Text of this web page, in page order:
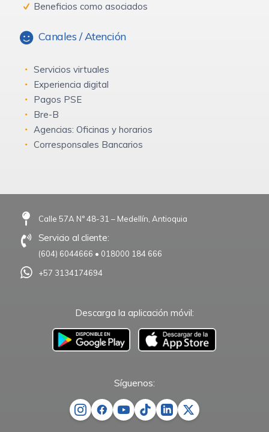
Beneficios como asociados
Canales / Atención
Servicios virtuales
Experiencia digital
Pagos PSE
Bre-B
Agencias: Oficinas y horarios
Corresponsales Bancarios
Calle 57A N° 48-31 – Medellín, Antioquia
Servicio al cliente:
(604) 6044666 • 018000 184 666
+57 3134174694
Descarga la aplicación móvil:
–
Síguenos: